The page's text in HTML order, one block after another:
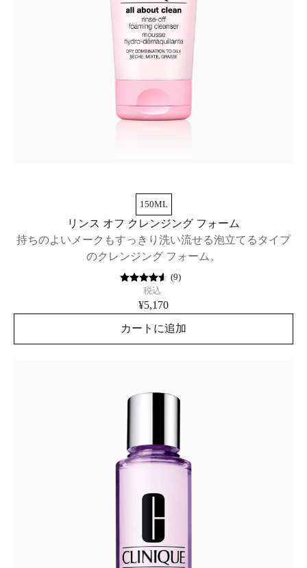
150ML
リンス オフ クレンジング フォーム
持ちのよいメークもすっきり洗い流せる泡立てるタイプ
のクレンジング フォーム。
(9)
税込
¥5,170
カートに追加